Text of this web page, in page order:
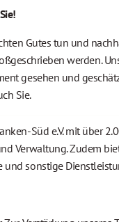
Gutes tun und
werden.
gesehen und
Sie.
Süd e.V. mit über
Verwaltung. Zudem
und sonstige